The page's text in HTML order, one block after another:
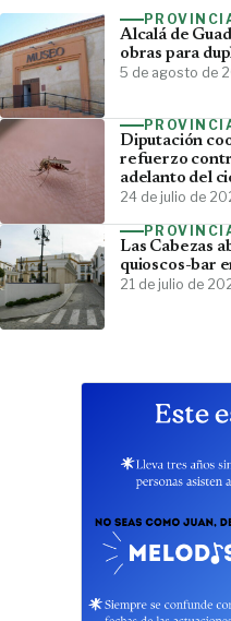
Alcalá de
obras para
5 de agosto de
Diputación
refuerzo
adelanto del
24 de julio de
Las Cabezas
quioscos-bar
21 de julio de